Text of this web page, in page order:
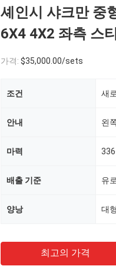
셰인시 샤크만 중
6X4 4X2 좌측 스
가격: $35,000.00/sets
조건 새
안내 왼
마력
배출 기준 유
양낭 대
최고의 가격